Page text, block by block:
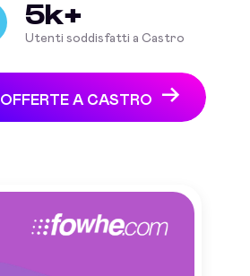
5k+
Utenti soddisfatti a Castro
A CASTRO